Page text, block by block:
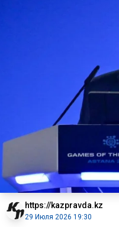
https://kazpravda.kz
29 Июля 2026 19:30